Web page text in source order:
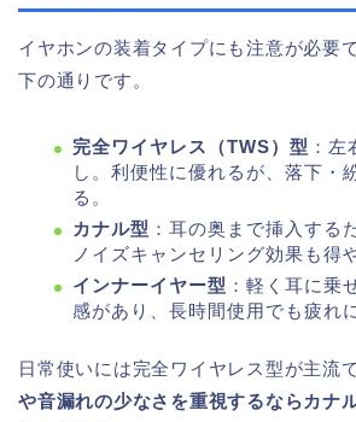
イヤホンの装着タイプにも注意が必要
下の通りです。
完全ワイヤレス（TWS）型 ：
し。利便性に優れるが、落下・
る。
カナル型 ：耳の奥まで挿入する
ノイズキャンセリング効果も得
インナーイヤー型 ：軽く耳に乗
感があり、長時間使用でも疲れ
日常使いには完全ワイヤレス型が主流
や音漏れの少なさを重視するならカナ